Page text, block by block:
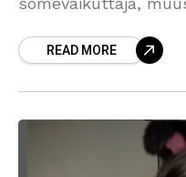
merkittäväksi
ovat
READ MORE